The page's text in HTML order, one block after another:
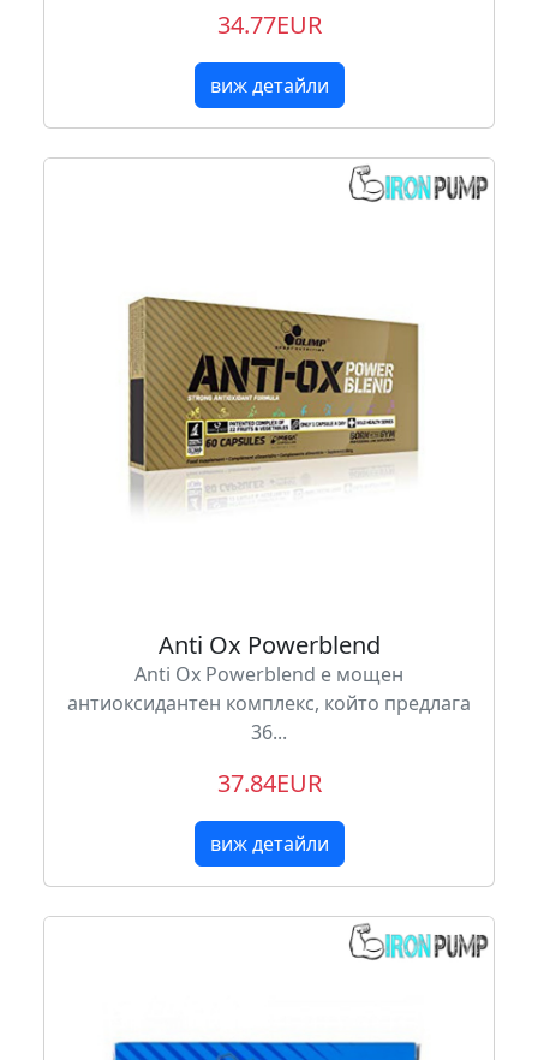
34.77EUR
виж детайли
Anti Ox Powerblend
Anti Ox Powerblend е мощен
антиоксидантен комплекс, който предлага
36...
37.84EUR
виж детайли